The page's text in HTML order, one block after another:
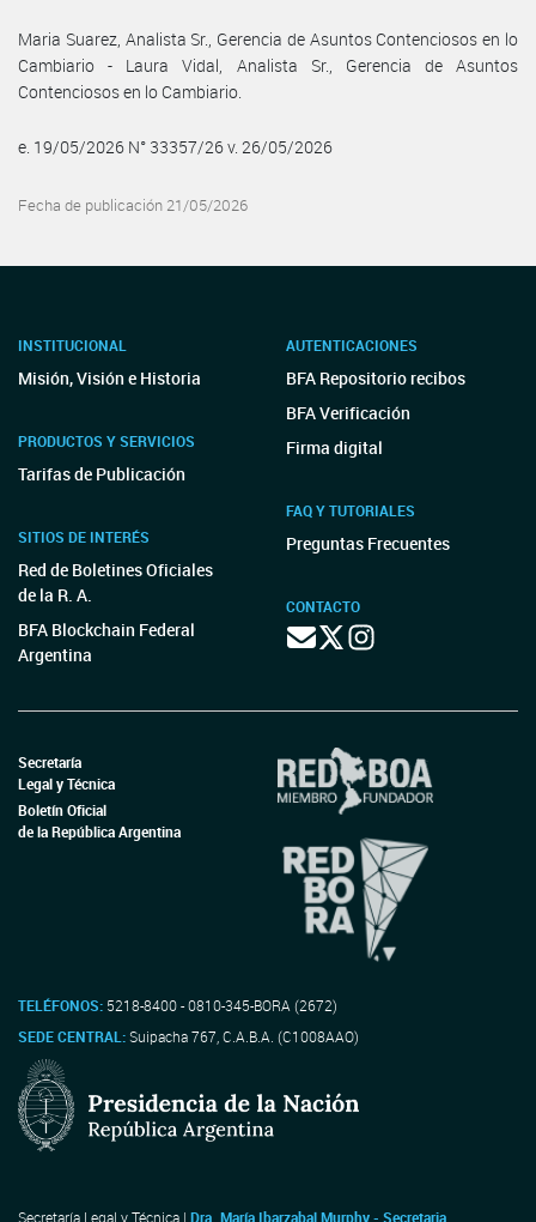
Maria Suarez, Analista Sr., Gerencia de Asuntos Contenciosos en lo
Cambiario - Laura Vidal, Analista Sr., Gerencia de Asuntos
Contenciosos en lo Cambiario.
e. 19/05/2026 N° 33357/26 v. 26/05/2026
Fecha de publicación 21/05/2026
INSTITUCIONAL
Misión, Visión e Historia
PRODUCTOS Y SERVICIOS
Tarifas de Publicación
SITIOS DE INTERÉS
Red de Boletines Oficiales
de la R. A.
BFA Blockchain Federal
Argentina
AUTENTICACIONES
BFA Repositorio recibos
BFA Verificación
Firma digital
FAQ Y TUTORIALES
Preguntas Frecuentes
CONTACTO
Secretaría
Legal y Técnica
Boletín Oficial
de la República Argentina
TELÉFONOS: 5218-8400 - 0810-345-BORA (2672)
SEDE CENTRAL:Suipacha 767, C.A.B.A. (C1008AAO)
Secretaría Legal y Técnica | Dra. María Ibarzabal Murphy - Secretaria